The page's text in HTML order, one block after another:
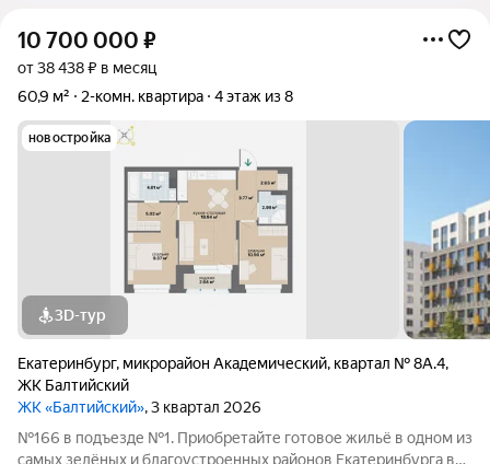
10 700 000 ₽
от 38 438 ₽ в месяц
60,9 м²
2-комн. квартира 4 этаж из 8
новостройка
3D-тур
Екатеринбург, микрорайон Академический, квартал № 8А.4,
ЖК Балтийский
ЖК «Балтийский», 3 квартал 2026
№166 в подъезде №1. Приобретайте готовое жильё в одном из
самых зелёных и благоустроенных районов Екатеринбурга в